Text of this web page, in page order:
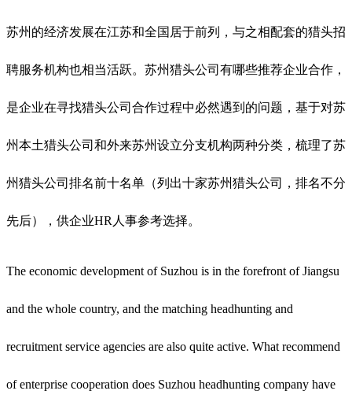
苏州的经济发展在江苏和全国居于前列，与之相配套的猎头招
聘服务机构也相当活跃。苏州猎头公司有哪些推荐企业合作，
是企业在寻找猎头公司合作过程中必然遇到的问题，基于对苏
州本土猎头公司和外来苏州设立分支机构两种分类，梳理了苏
州猎头公司排名前十名单（列出十家苏州猎头公司，排名不分
先后），供企业HR人事参考选择。
The economic development of Suzhou is in the forefront of Jiangsu
and the whole country, and the matching headhunting and
recruitment service agencies are also quite active. What recommend
of enterprise cooperation does Suzhou headhunting company have